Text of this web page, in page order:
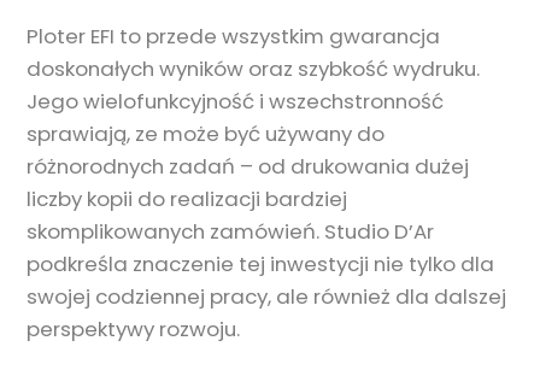
Ploter EFI to przede wszystkim gwarancja
doskonałych wyników oraz szybkość wydruku.
Jego wielofunkcyjność i wszechstronność
sprawiają, ze może być używany do
różnorodnych zadań – od drukowania dużej
liczby kopii do realizacji bardziej
skomplikowanych zamówień. Studio D’Ar
podkreśla znaczenie tej inwestycji nie tylko dla
swojej codziennej pracy, ale również dla dalszej
perspektywy rozwoju.